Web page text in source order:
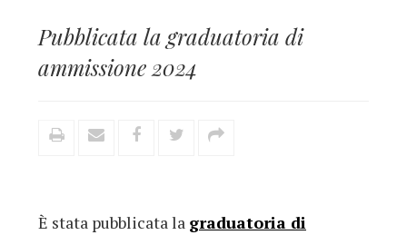
Pubblicata la graduatoria di
ammissione 2024
È stata pubblicata la graduatoria di